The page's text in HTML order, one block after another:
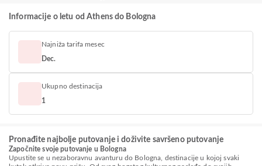
Informacije o letu od Athens do Bologna
Najniža tarifa mesec
Dec.
Ukupno destinacija
1
Pronađite najbolje putovanje i doživite savršeno putovanje
Započnite svoje putovanje u Bologna
Upustite se u nezaboravnu avanturu do Bologna, destinacije u kojoj svaki